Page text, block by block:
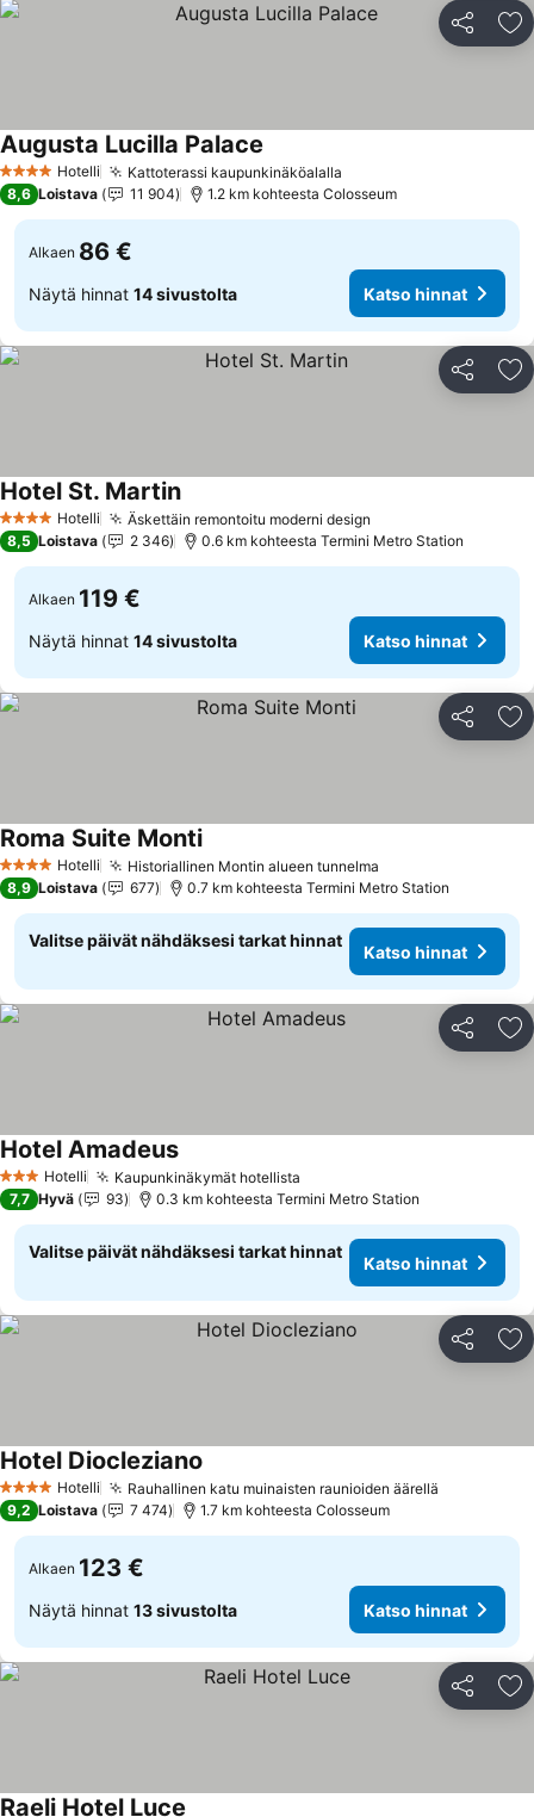
Jaa
4 Tähtiluokitus
Hotelli Kattoterassi kaupunkinäköalalla
Augusta Lucilla Palace
8,6 Loistava 11 904 1.2 km kohteesta Colosseum
Alkaen 86 €
Näytä hinnat 14 sivustolta Katso hinnat
Jaa
4 Tähtiluokitus
Hotelli Äskettäin remontoitu moderni design
Hotel St. MartinKatso hinnat
8,5 Loistava 2 346 0.6 km kohteesta Termini Metro Station
Alkaen 119 €
Näytä hinnat 14 sivustolta Katso hinnat
Jaa
4 Tähtiluokitus
Hotelli Historiallinen Montin alueen tunnelma
Roma Suite MontiKatso hinnat
8,9 Loistava 677 0.7 km kohteesta Termini Metro Station
Valitse päivät nähdäksesi tarkat hinnat
Katso hinnat
Jaa
3 Tähtiluokitus
Hotelli Kaupunkinäkymät hotellista
Hotel AmadeusKatso hinnat
7,7 Hyvä 93 0.3 km kohteesta Termini Metro Station
Valitse päivät nähdäksesi tarkat hinnat
Katso hinnat
Jaa
4 Tähtiluokitus
Hotelli Rauhallinen katu muinaisten raunioiden äärellä
Hotel Diocleziano
9,2 Loistava 7 474 1.7 km kohteesta Colosseum
Alkaen 123 €
Näytä hinnat 13 sivustolta Katso hinnat
Jaa
Raeli Hotel Luce